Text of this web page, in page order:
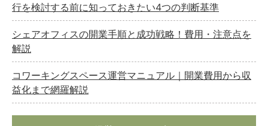
行を検討する前に知っておきたい4つの判断基準
シェアオフィスの開業手順と成功戦略！費用・注意点を
解説
コワーキングスペース運営マニュアル｜開業費用から収
益化まで網羅解説